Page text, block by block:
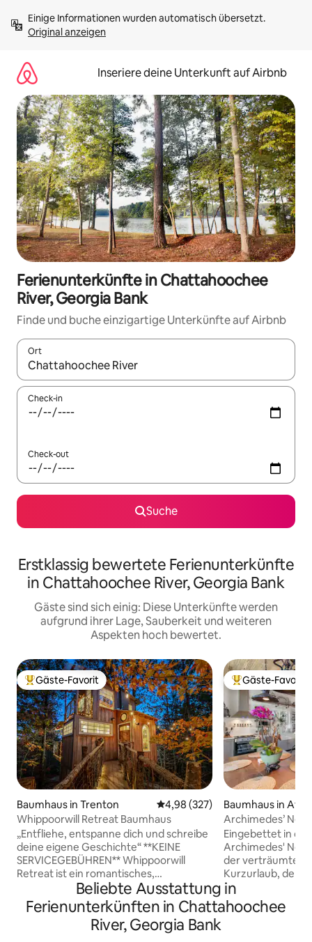
Inhalten
springenOriginal anzeigen
Inseriere deine Unterkunft auf Airbnb
Ferienunterkünfte in Chattahoochee
River, Georgia Bank
Finde und buche einzigartige Unterkünfte auf Airbnb
Ort
Wenn Ergebnisse verfügbar sind, navigiere mit den
Check-in
Check-out
Suche
Erstklassig bewertete Ferienunterkünfte
in Chattahoochee River, Georgia Bank
Gäste sind sich einig: Diese Unterkünfte werden
aufgrund ihrer Lage, Sauberkeit und weiteren
Aspekten hoch bewertet.
Beliebter Gäste-Favorit.
Gäste-Favorit
Baumhaus in Trenton Durchschnittliche Bewertung:
4,98 (327)
Whippoorwill Retreat Baumhaus
„Entfliehe, entspanne dich und schreibe
deine eigene Geschichte“ **KEINE
SERVICEGEBÜHREN** Whippoorwill
Retreat ist ein romantisches,
familienfreundliches echtes Baumhaus
in den Baumwipfeln, 20 Minuten von
Chattanooga entfernt. Dieser ruhige
Rückzugsort bietet einen raumhohen
Beliebter Gäste-
Gäste-Favorit
Baumhaus in
Archimedes’
Eingebettet in die
Archimedes' Nest
der verträumte,
Kurzurlaub, den
Dieser
wurde für
Selbstgenuss
Beliebte Ausstattung in
Ferienunterkünften in Chattahoochee
River, Georgia Bank